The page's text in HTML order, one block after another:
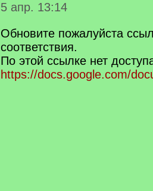
5 апр. 13:14
Обновите пожалуйста
соответствия.
По этой ссылке нет
https://docs.google.com/